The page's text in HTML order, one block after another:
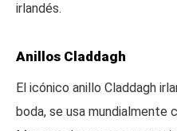
irlandés.
Anillos Claddagh
El icónico anillo Claddagh
boda, se usa mundialmente